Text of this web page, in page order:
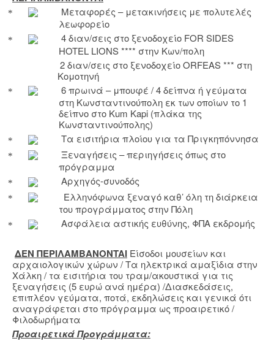
Μεταφορές – μετακινήσεις με πολυτελές
λεωφορείο
4 διαν/σεις στο ξενοδοχείο FOR SIDES
HOTEL LIONS**** στην Κων/πολη
2 διαν/σεις στο ξενοδοχείοORFEAS*** στη
Κομοτηνή
6 πρωινά – μπουφέ / 4 δείπνα ή γεύματα
στη Κωνσταντινούπολη εκ των οποίων το 1
δείπνο στo Kum Kapi(πλάκα της
Κωνσταντινούπολης)
Τα εισιτήρια πλοίου για τα Πριγκηπόννησα
Ξεναγήσεις – περιηγήσεις όπως στο
πρόγραμμα
Αρχηγός-συνοδός
Ελληνόφωνα ξεναγό καθ’ όλη τη διάρκεια
του προγράμματος στην Πόλη
Ασφάλεια αστικής ευθύνης, ΦΠΑ εκδρομής
ΔΕΝ ΠΕΡΙΛΑΜΒΑΝONTAI Είσοδοι μουσείων και
αρχαιολογικών χώρων / Τα ηλεκτρικά αμαξίδια στην
Χάλκη / τα εισιτήρια του τραμ/ακουστικά για τις
ξεναγήσεις (5 ευρώ ανά ημέρα) /Διασκεδάσεις,
επιπλέον γεύματα, ποτά, εκδηλώσεις και γενικά ότι
αναγράφεται στο πρόγραμμα ως προαιρετικό /
Φιλοδωρήματα
Προαιρετικά Προγράμματα: